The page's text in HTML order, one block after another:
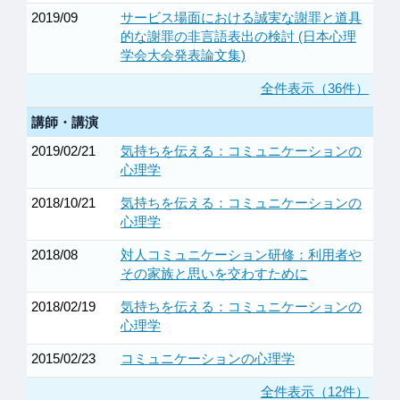
2019/09
サービス場面における誠実な謝罪と道具
的な謝罪の非言語表出の検討 (日本心理
学会大会発表論文集)
全件表示（36件）
講師・講演
2019/02/21
気持ちを伝える：コミュニケーションの
心理学
2018/10/21
気持ちを伝える：コミュニケーションの
心理学
2018/08
対人コミュニケーション研修：利用者や
その家族と思いを交わすために
2018/02/19
気持ちを伝える：コミュニケーションの
心理学
2015/02/23 コミュニケーションの心理学
全件表示（12件）